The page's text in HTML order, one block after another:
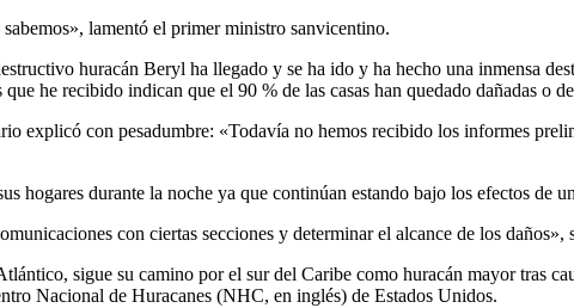
lamentó el primer ministro sanvicentino.
huracán Beryl ha llegado y se ha ido y ha hecho una inmensa
he recibido indican que el 90 % de las casas han quedado dañadas o
explicó con pesadumbre: «Todavía no hemos recibido los informes
hogares durante la noche ya que continúan estando bajo los efectos de
con ciertas secciones y determinar el alcance de los
sigue su camino por el sur del Caribe como huracán mayor tras
Nacional de Huracanes (NHC, en inglés) de Estados Unidos.